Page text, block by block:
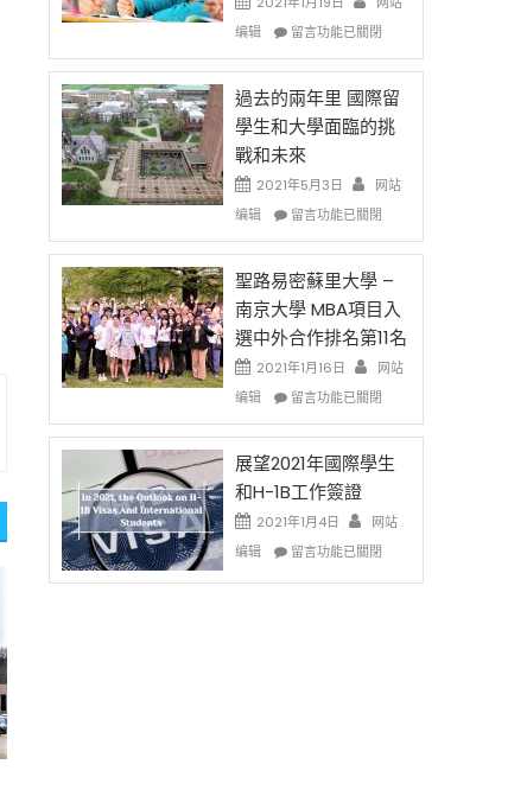
薪
者
先
得〉
中
策
改
H-
1B
樂
透
(lottery)
取
消〉
中
编辑
在
月
24
日
(周
日)
哈
佛
师
免
费
英
文
写
作
课!
只
办
场
错
过
惜〉
留言功能已關閉
過去的兩年里 國際留
學生和大學面臨的挑
戰和未來
2021年5月3日
网站
编辑
在
去
的
兩
年
里
國
際
學
生
大
學
面
留言功能已關閉
聖路易密蘇里大學 –
南京大學 MBA項目入
選中外合作排名第11名
2021年1月16日
网站
编辑
在
路
易
密
蘇
里
大
留言功能已關閉
展望2021年國際學生
和H-1B工作簽證
2021年1月4日
网站
编辑
在
留言功能已關閉